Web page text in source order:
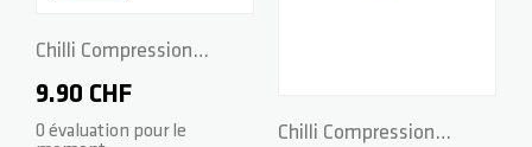
Chilli Compression
System HIC 2.0
9.90 CHF
0 évaluation pour le
Chilli Compression